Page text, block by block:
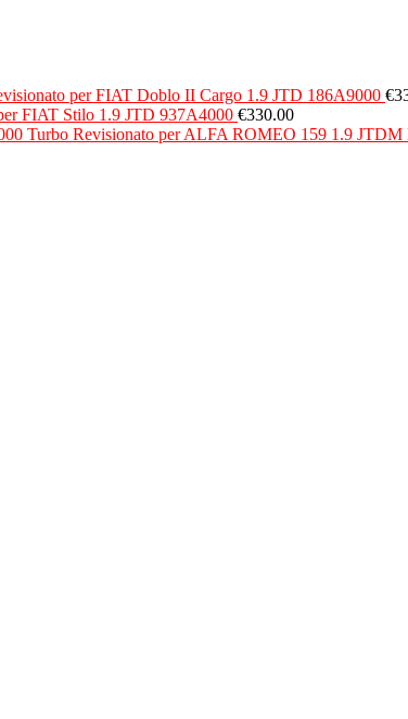
per FIAT Doblo II Cargo 1.9 JTD 186A9000 €
FIAT Stilo 1.9 JTD 937A4000 €330.00
Turbo Revisionato per ALFA ROMEO 159 1.9